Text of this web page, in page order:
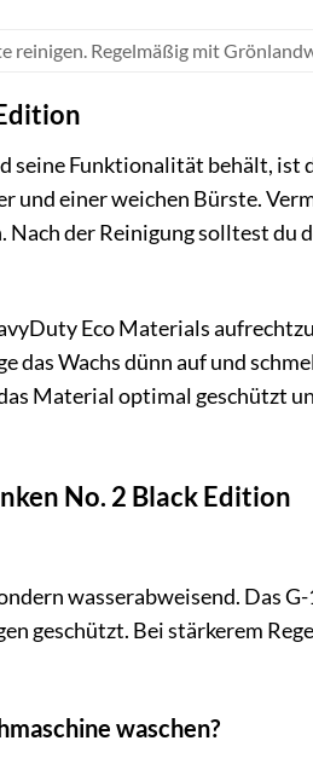
Regelmäßig mit
seine Funktionalität behält, ist
und einer weichen Bürste.
der Reinigung solltest du
Eco Materials
das Wachs dünn auf und
Material optimal geschützt
No. 2 Black Edition
wasserabweisend. Das
geschützt. Bei stärkerem
waschen?